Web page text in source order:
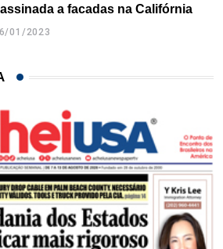
a facadas na Califórnia
01/2023